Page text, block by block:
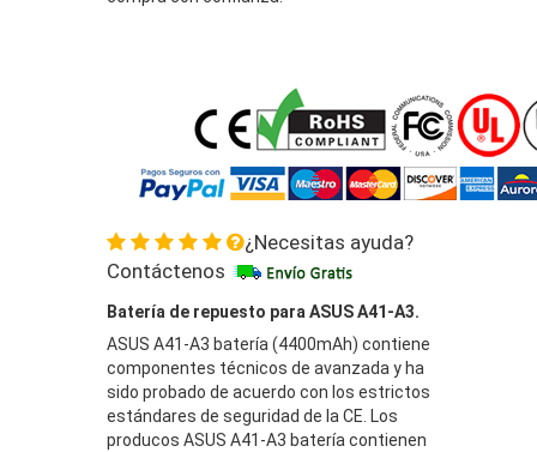
¿Necesitas ayuda?
Contáctenos
Batería de repuesto para ASUS A41-A3.
ASUS A41-A3 batería (4400mAh) contiene
componentes técnicos de avanzada y ha
sido probado de acuerdo con los estrictos
estándares de seguridad de la CE. Los
producos ASUS A41-A3 batería contienen